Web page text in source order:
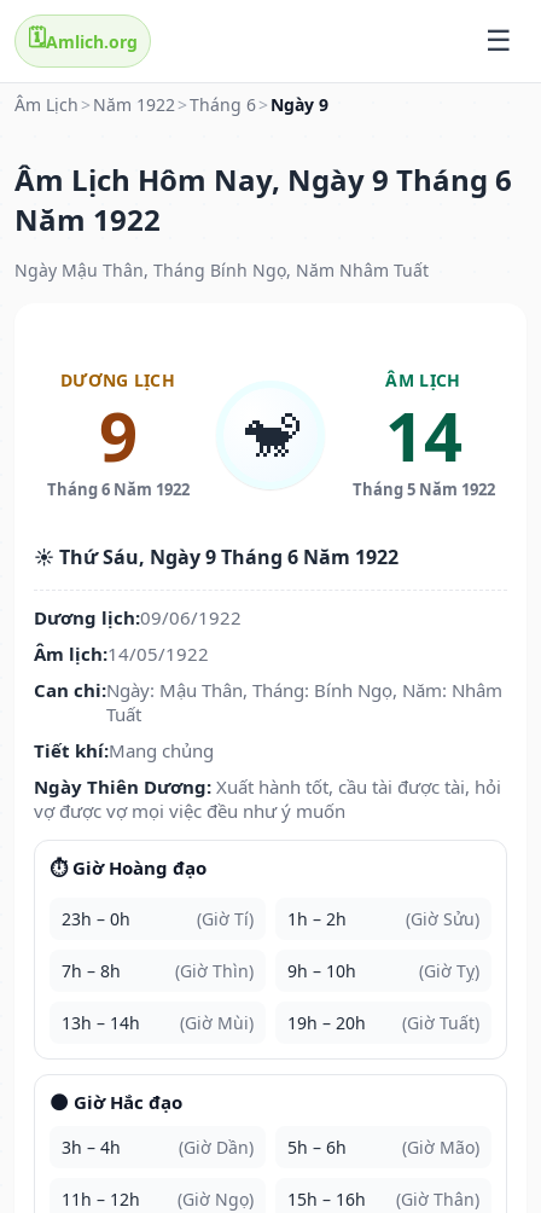
🗓️Amlich.org
Âm Lịch > Năm 1922>Tháng 6> Ngày 9
Âm Lịch Hôm Nay, Ngày 9 Tháng 6
Năm 1922
Ngày Mậu Thân, Tháng Bính Ngọ, Năm Nhâm Tuất
DƯƠNG LỊCH
9
Tháng 6 Năm 1922
🐒
ÂM LỊCH
14
Tháng 5 Năm 1922
☀️ Thứ Sáu, Ngày 9 Tháng 6 Năm 1922
Dương lịch:09/06/1922
Âm lịch:14/05/1922
Can chi:Ngày: Mậu Thân, Tháng: Bính Ngọ, Năm: Nhâm
Tuất
Tiết khí:Mang chủng
Ngày Thiên Dương: Xuất hành tốt, cầu tài được tài, hỏi
vợ được vợ mọi việc đều như ý muốn
⏱️ Giờ Hoàng đạo
23h – 0h (Giờ Tí) 1h – 2h (Giờ Sửu)
7h – 8h (Giờ Thìn) 9h – 10h (Giờ Tỵ)
13h – 14h (Giờ Mùi) 19h – 20h (Giờ Tuất)
🌑 Giờ Hắc đạo
3h – 4h (Giờ Dần) 5h – 6h (Giờ Mão)
11h – 12h (Giờ Ngọ) 15h – 16h (Giờ Thân)